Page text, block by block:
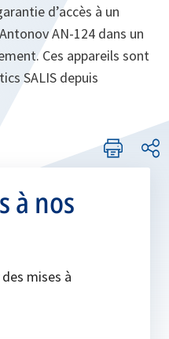
d’accès à un
AN-124 dans un
Ces appareils sont
SALIS depuis
à nos
mises à